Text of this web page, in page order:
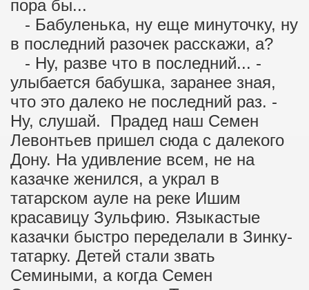
пора бы...
- Бабуленька, ну еще минуточку, ну
в последний разочек расскажи, а?
- Ну, разве что в последний... -
улыбается бабушка, заранее зная,
что это далеко не последний раз. -
Ну, слушай. Прадед наш Семен
Левонтьев пришел сюда с далекого
Дону. На удивление всем, не на
казачке женился, а украл в
татарском ауле на реке Ишим
красавицу Зульфию. Языкастые
казачки быстро переделали в Зинку-
татарку. Детей стали звать
Семиными, а когда Семен